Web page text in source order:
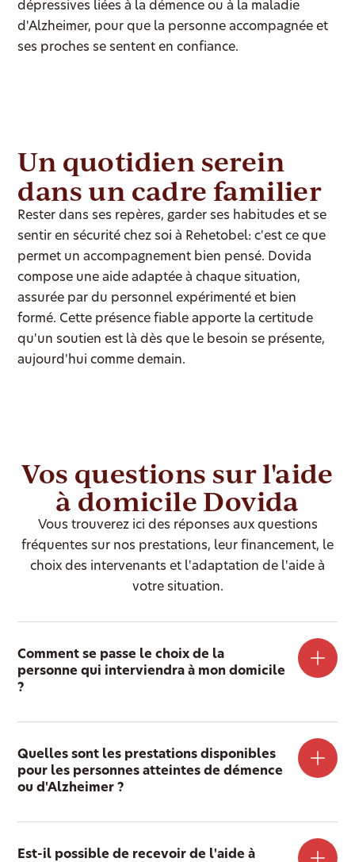
dépressives liées à la démence ou à la maladie
d'Alzheimer, pour que la personne accompagnée et
ses proches se sentent en confiance.
Un quotidien serein
dans un cadre familier
Rester dans ses repères, garder ses habitudes et se
sentir en sécurité chez soi à Rehetobel: c'est ce que
permet un accompagnement bien pensé. Dovida
compose une aide adaptée à chaque situation,
assurée par du personnel expérimenté et bien
formé. Cette présence fiable apporte la certitude
qu'un soutien est là dès que le besoin se présente,
aujourd'hui comme demain.
Vos questions sur l'aide
à domicile Dovida
Vous trouverez ici des réponses aux questions
fréquentes sur nos prestations, leur financement, le
choix des intervenants et l'adaptation de l'aide à
votre situation.
Comment se passe le choix de la
personne qui interviendra à mon domicile
?
Quelles sont les prestations disponibles
pour les personnes atteintes de démence
ou d'Alzheimer ?
Est-il possible de recevoir de l'aide à